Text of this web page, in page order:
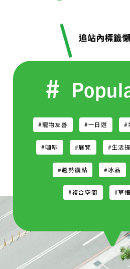
#寵物友善 #一日遊 #
#咖啡 #展覽 #生活
#趨勢觀點 #冰品
#複合空間 #草